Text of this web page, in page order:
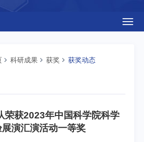
科研成果 获奖 获奖动态
荣获2023年中国科学院科学
展演汇演活动一等奖